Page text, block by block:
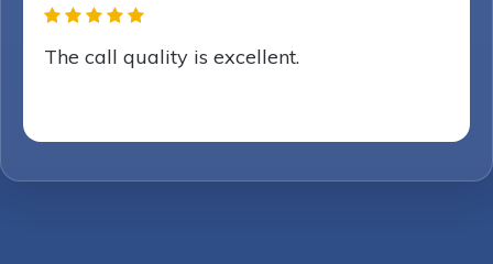
The call quality is excellent.